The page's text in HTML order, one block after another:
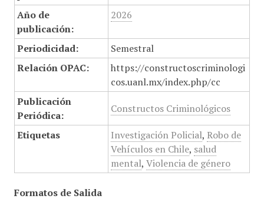
Año de
publicación:
2026
Periodicidad:
Semestral
Relación OPAC:
https://constructoscriminologi
cos.uanl.mx/index.php/cc
Publicación
Periódica:
Constructos Criminológicos
Etiquetas Investigación Policial, Robo de
Vehículos en Chile, salud
mental, Violencia de género
Formatos de Salida